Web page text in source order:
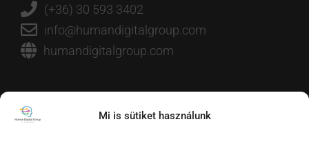
Mi is sütiket használunk
(+36) 30 593 3402
info@humandigitalgroup.com
humandigitalgroup.com